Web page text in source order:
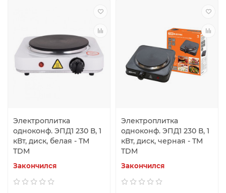
Электроплитка
одноконф. ЭПД1 230 В, 1
кВт, диск, белая - TM
TDM
Закончился
Электроплитка
одноконф. ЭПД1 230 В, 1
кВт, диск, черная - TM
TDM
Закончился